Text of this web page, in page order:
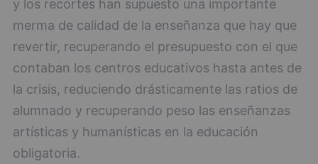
y los recortes han supuesto una importante
merma de calidad de la enseñanza que hay que
revertir, recuperando el presupuesto con el que
contaban los centros educativos hasta antes de
la crisis, reduciendo drásticamente las ratios de
alumnado y recuperando peso las enseñanzas
artísticas y humanísticas en la educación
obligatoria.